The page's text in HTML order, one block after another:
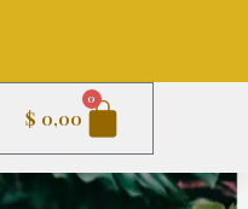
$ 0,00
0
Carrito